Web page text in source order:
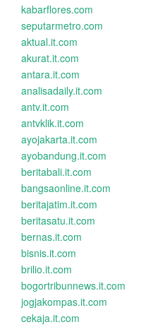
kabarflores.com
seputarmetro.com
aktual.it.com
akurat.it.com
antara.it.com
analisadaily.it.com
antv.it.com
antvklik.it.com
ayojakarta.it.com
ayobandung.it.com
beritabali.it.com
bangsaonline.it.com
beritajatim.it.com
beritasatu.it.com
bernas.it.com
bisnis.it.com
brilio.it.com
bogortribunnews.it.com
jogjakompas.it.com
cekaja.it.com